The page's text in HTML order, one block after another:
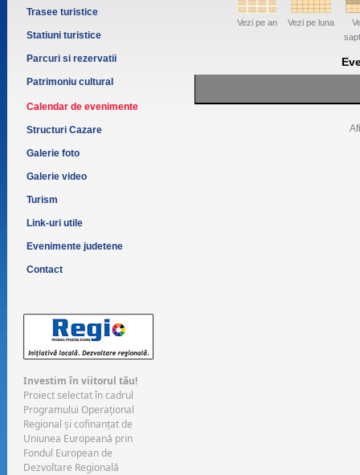
Vezi pe an Vezi pe luna
Trasee turistice
Statiuni turistice
Parcuri si rezervatii
Patrimoniu cultural
Calendar de evenimente
Structuri Cazare
Galerie foto
Galerie video
Turism
Link-uri utile
Evenimente judetene
Contact
Investim în viitorul tău!
Proiect selectat în cadrul
Programului Operaţional
Regional şi cofinanţat de
Uniunea Europeană prin
Fondul European de
Dezvoltare Regională